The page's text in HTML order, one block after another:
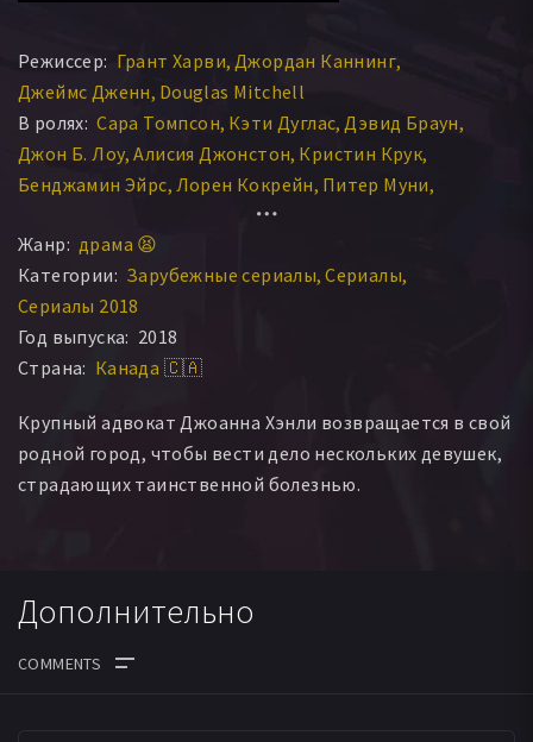
Режиссер: Грант Харви Джордан Каннинг
Джеймс Дженн Douglas Mitchell
В ролях: Сара Томпсон Кэти Дуглас Дэвид Браун
Джон Б. Лоу Алисия Джонстон Кристин Крук
Бенджамин Эйрс Лорен Кокрейн Питер Муни
Никола Коррейя-Дамуд
Мигвун Фэйрбразер
Кассандра Потенза Аарон Хьюз Карл Тордарсон
Крис Сигурдсон
Джессика Маттен
Чад Брюс Робин Руэл
Jaydee-Lynn McDougall Michael Manuel Oliveira
Мэдди Томпсон Omar Kye Benson
Жанр: драма 😫
Категории: Зарубежные сериалы Сериалы
Сериалы 2018
Год выпуска: 2018
Страна: Канада 🇨🇦
Крупный адвокат Джоанна Хэнли возвращается в свой
родной город, чтобы вести дело нескольких девушек,
страдающих таинственной болезнью.
Дополнительно